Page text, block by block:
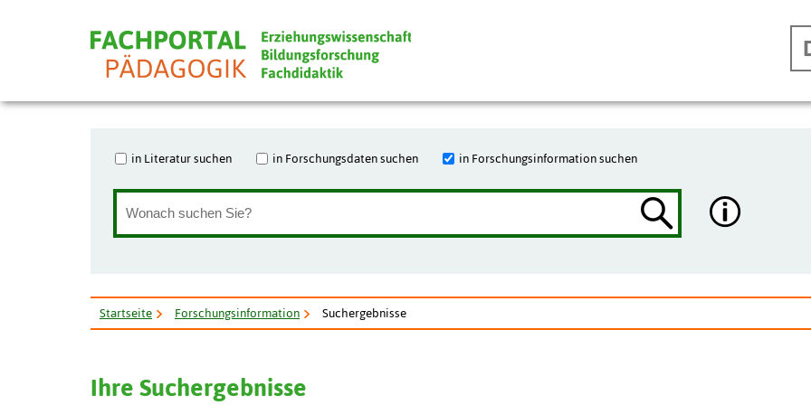
in Literatur suchen in Forschungsdaten suchen in Forschungsinformation suchen
Startseite Forschungsinformation Suchergebnisse
Ihre Suchergebnisse